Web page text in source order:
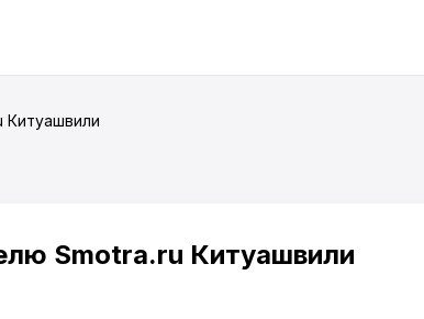
Китуашвили
Smotra.ru Китуашвили